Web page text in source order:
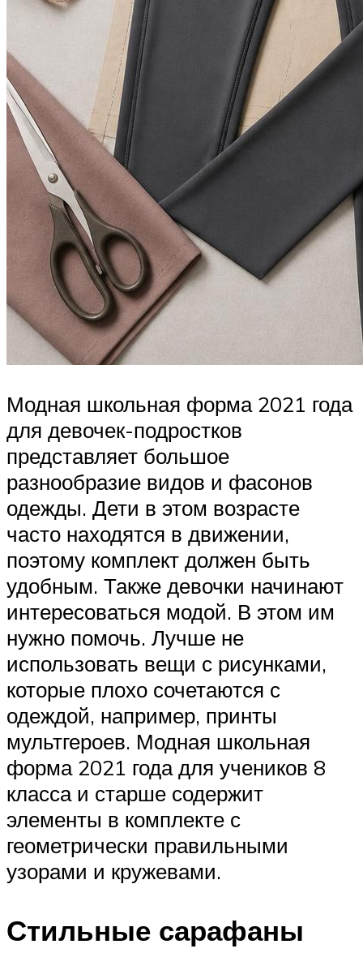
Модная школьная форма 2021 года
для девочек-подростков
представляет большое
разнообразие видов и фасонов
одежды. Дети в этом возрасте
часто находятся в движении,
поэтому комплект должен быть
удобным. Также девочки начинают
интересоваться модой. В этом им
нужно помочь. Лучше не
использовать вещи с рисунками,
которые плохо сочетаются с
одеждой, например, принты
мультгероев. Модная школьная
форма 2021 года для учеников 8
класса и старше содержит
элементы в комплекте с
геометрически правильными
узорами и кружевами.
Стильные сарафаны